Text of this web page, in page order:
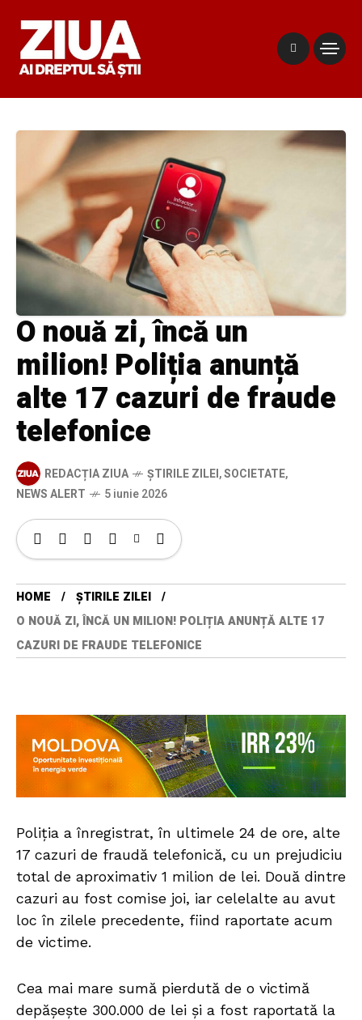
O nouă zi, încă un
milion! Poliția anunță
alte 17 cazuri de fraude
telefonice
REDACȚIA ZIUA ȘTIRILE ZILEI,SOCIETATE,
NEWS ALERT
5 iunie 2026
HOME
ȘTIRILE ZILEI
O NOUĂ ZI, ÎNCĂ UN MILION! POLIȚIA ANUNȚĂ ALTE 17
CAZURI DE FRAUDE TELEFONICE
Poliția a înregistrat, în ultimele 24 de ore, alte
17 cazuri de fraudă telefonică, cu un prejudiciu
total de aproximativ 1 milion de lei. Două dintre
cazuri au fost comise joi, iar celelalte au avut
loc în zilele precedente, fiind raportate acum
de victime.
Cea mai mare sumă pierdută de o victimă
depășește 300.000 de lei și a fost raportată la